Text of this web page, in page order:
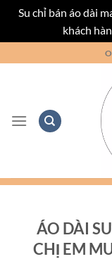
Su chỉ bán áo dài
khách
qua
ÁO DÀI
CHỊ EM